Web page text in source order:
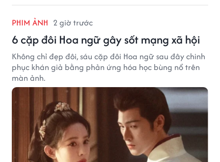
PHIM ẢNH 2 giờ trước
6 cặp đôi Hoa ngữ gây sốt mạng xã hội
Không chỉ đẹp đôi, sáu cặp đôi Hoa ngữ sau đây chinh
phục khán giả bằng phản ứng hóa học bùng nổ trên
màn ảnh.